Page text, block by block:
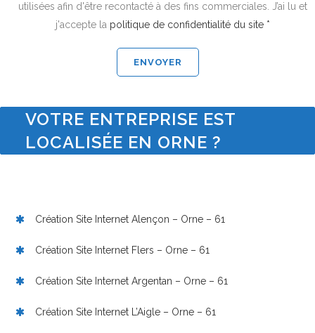
utilisées afin d'être recontacté à des fins commerciales. J’ai lu et
j'accepte la politique de confidentialité du site *
VOTRE ENTREPRISE EST
LOCALISÉE EN ORNE ?
Création Site Internet Alençon – Orne – 61
Création Site Internet Flers – Orne – 61
Création Site Internet Argentan – Orne – 61
Création Site Internet L’Aigle – Orne – 61